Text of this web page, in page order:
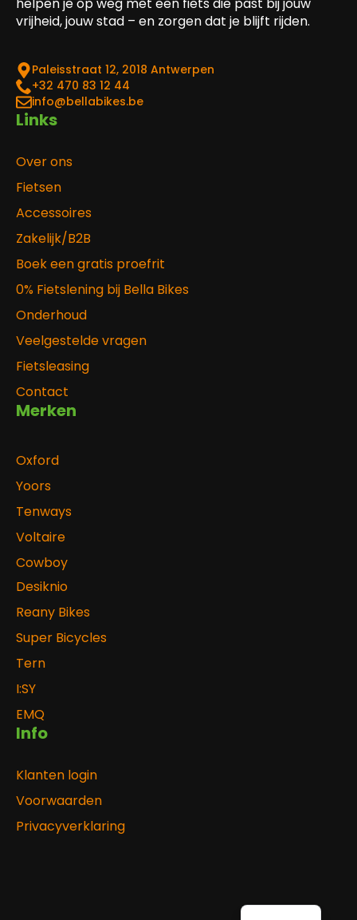
vrijheid, jouw stad – en zorgen dat je blijft rijden.
Paleisstraat 12, 2018 Antwerpen
‎+32 470 83 12 44
info@bellabikes.be
Links
Over ons
Fietsen
Accessoires
Zakelijk/B2B
Boek een gratis proefrit
0% Fietslening bij Bella Bikes
Onderhoud
Veelgestelde vragen
Fietsleasing
Contact
Merken
Oxford
Yoors
Tenways
Voltaire
Cowboy
Desiknio
Reany Bikes
Super Bicycles
Tern
I:SY
EMQ
Info
Klanten login
Voorwaarden
Privacyverklaring